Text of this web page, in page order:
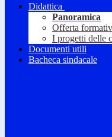
Didattica
Panoramica
Offerta
I progetti delle
Documenti utili
Bacheca sindacale